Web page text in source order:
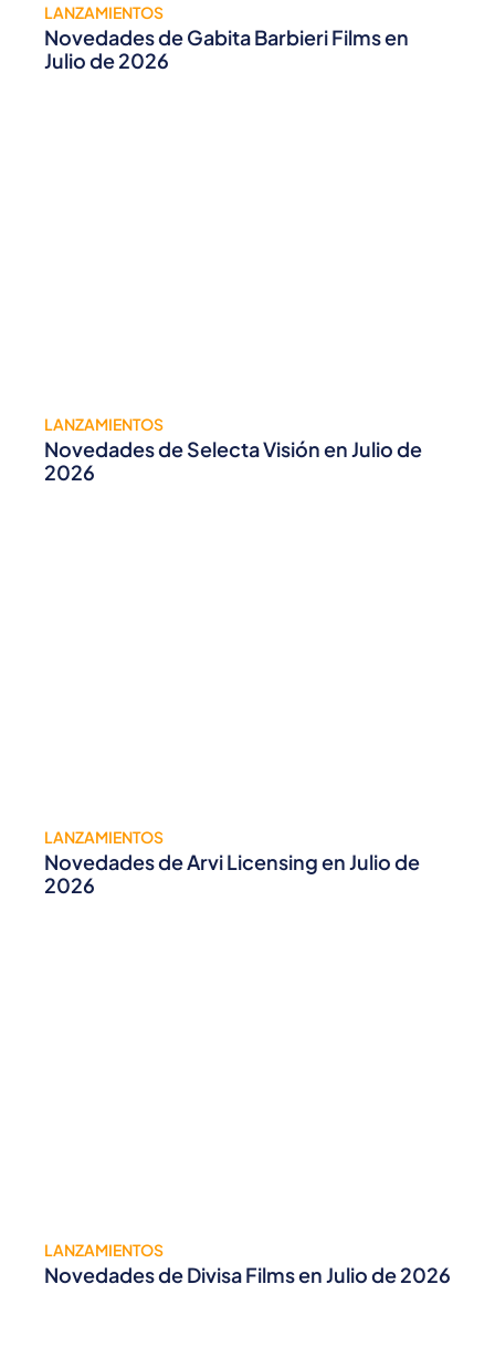
LANZAMIENTOS
Novedades de Gabita Barbieri Films en
Julio de 2026
LANZAMIENTOS
Novedades de Selecta Visión en Julio de
2026
LANZAMIENTOS
Novedades de Arvi Licensing en Julio de
2026
LANZAMIENTOS
Novedades de Divisa Films en Julio de 2026